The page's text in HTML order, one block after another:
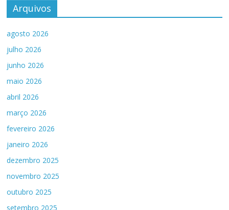
Arquivos
agosto 2026
julho 2026
junho 2026
maio 2026
abril 2026
março 2026
fevereiro 2026
janeiro 2026
dezembro 2025
novembro 2025
outubro 2025
setembro 2025